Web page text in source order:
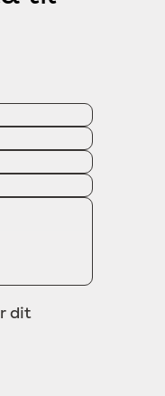
dit